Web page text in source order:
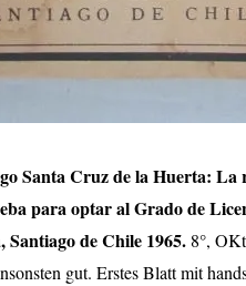
Santa Cruz de la Huerta:
para optar al Grado de
de Chile 1965.8°,
gut. Erstes Blatt mit